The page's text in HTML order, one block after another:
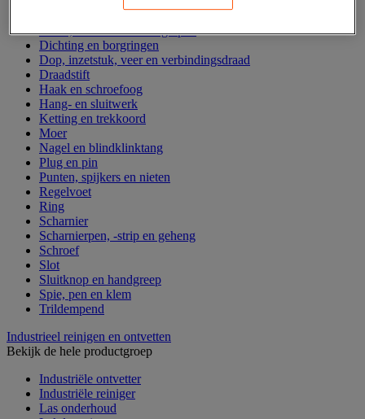
Deur-, raam- en meubelgrepen
Dichting en borgringen
Dop, inzetstuk, veer en verbindingsdraad
Draadstift
Haak en schroefoog
Hang- en sluitwerk
Ketting en trekkoord
Moer
Nagel en blindklinktang
Plug en pin
Punten, spijkers en nieten
Regelvoet
Ring
Scharnier
Scharnierpen, -strip en geheng
Schroef
Slot
Sluitknop en handgreep
Spie, pen en klem
Trildempend
Industrieel reinigen en ontvetten
Bekijk de hele productgroep
Industriële ontvetter
Industriële reiniger
Las onderhoud